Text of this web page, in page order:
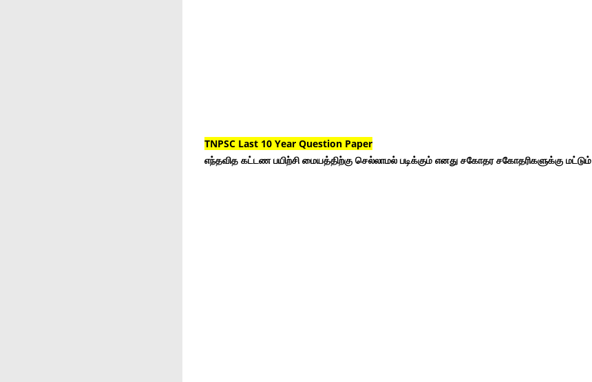
TNPSC Last 10 Year Question Paper
எந்தவித கட்டண பயிற்சி மையத்திற்கு செல்லாமல் படிக்கும் எனது சகோதர சகோதரிகளுக்கு மட்டும்